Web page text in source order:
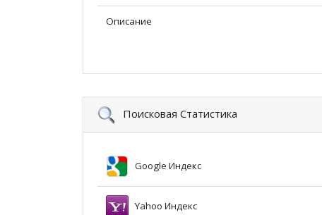
Описание
Поисковая Статистика
Google Индекс
Yahoo Индекс